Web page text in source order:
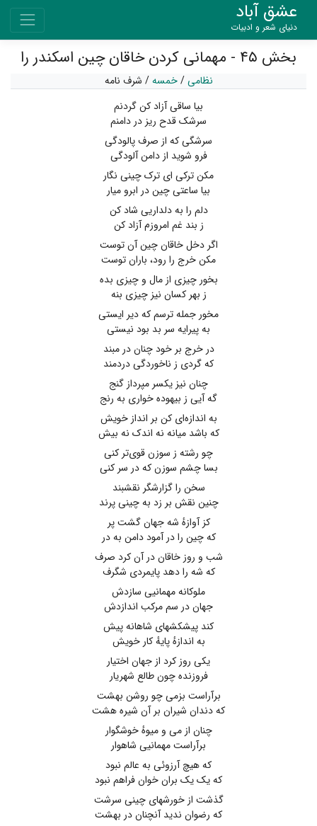
عشق آباد
دنیای شعر و ادبیات
بخش ۴۵ - مهمانی کردن خاقان چین اسکندر را
نظامی/خمسه / شرف نامه
بیا ساقی آزاد کن گردنم
سرشک قدح ریز در دامنم
سرشگی که از صرف پالودگی
فرو شوید از دامن آلودگی
مکن ترکی ای ترک چینی نگار
بیا ساعتی چین در ابرو میار
دلم را به دلداریی شاد کن
ز بند غم امروزم آزاد کن
اگر دخل خاقان چین آن توست
مکن خرج را رود، باران توست
بخور چیزی از مال و چیزی بده
ز بهر کسان نیز چیزی بنه
مخور جمله ترسم که دیر ایستی
به پیرایه سر بد بود نیستی
در خرج بر خود چنان در مبند
که گردی ز ناخوردگی دردمند
چنان نیز یکسر مپرداز گنج
گه آیی ز بیهوده خواری به رنج
به اندازه‌ای کن بر انداز خویش
که باشد میانه نه اندک نه بیش
چو رشته ز سوزن قوی‌تر کنی
بسا چشم سوزن که در سر کنی
سخن را گزارشگر نقشبند
چنین نقش بر زد به چینی پرند
کز آوازهٔ شه جهان گشت پر
که چین را در آمود دامن به در
شب و روز خاقان در آن کرد صرف
که شه را دهد پایمردی شگرف
ملوکانه مهمانیی سازدش
جهان در سم مرکب اندازدش
کند پیشکشهای شاهانه پیش
به اندازهٔ پایهٔ کار خویش
یکی روز کرد از جهان اختیار
فروزنده چون طالع شهریار
برآراست بزمی چو روشن بهشت
که دندان شیران بر آن شیره هشت
چنان از می و میوهٔ خوشگوار
برآراست مهمانیی شاهوار
که هیچ آرزوئی به عالم نبود
که یک یک بران خوان فراهم نبود
گذشت از خورشهای چینی سرشت
که رضوان ندید آنچنان در بهشت